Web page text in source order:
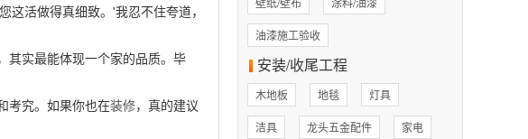
活做得真细致。'我忍不住夸道，
其实最能体现一个家的品质。毕
考究。如果你也在装修，真的建议
油漆施工验收
安装/收尾工程
木地板 地毯 灯具
洁具 龙头五金配件 家电